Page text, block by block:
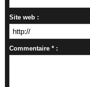
Site web :
Commentaire * :